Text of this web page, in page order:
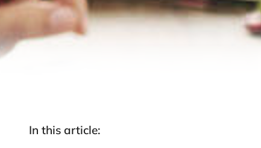
In this article: